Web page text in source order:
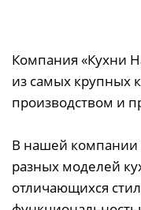
Компания «Кухни
из самых крупных
производством и
В нашей
разных моделей
отличающихся